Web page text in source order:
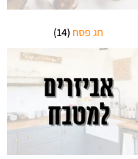
חג פסח (14)